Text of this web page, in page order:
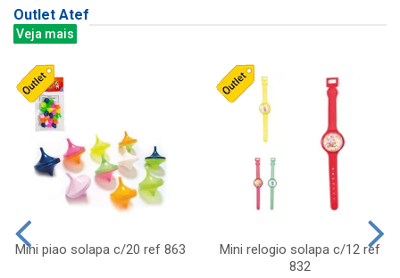
Outlet Atef
Veja mais
Mini piao solapa c/20 ref 863
Mini relogio solapa c/12 ref
832